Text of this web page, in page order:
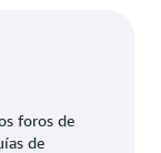
foros de
de